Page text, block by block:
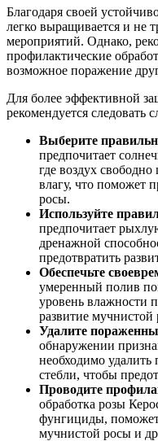
Благодаря своей
легко выращивается и не
мероприятий. Однако,
профилактические
возможное поражение
Для более эффективной
рекомендуется следовать
Выберите
предпочитает
где воздух
влагу, что поможет
росы.
Используйте
предпочитает
дренажной
предотвратить
Обеспечьте
умеренный полив
уровень влажности
развитие мучнистой
Удалите
обнаружении
необходимо
стебли, чтобы
Проводите
обработка розы
фунгициды, поможет
мучнистой росы и